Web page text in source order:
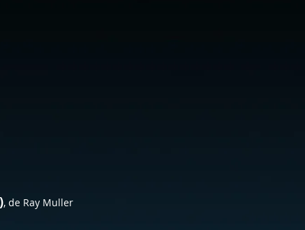
, de Ray Muller